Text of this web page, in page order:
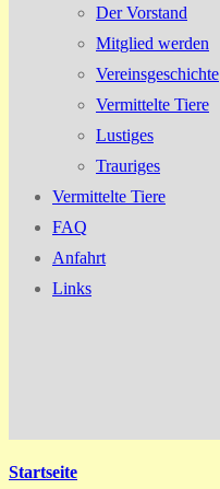
Der Vorstand
Mitglied werden
Vereinsgeschichte
Vermittelte Tiere
Lustiges
Trauriges
Vermittelte Tiere
FAQ
Anfahrt
Links
Startseite